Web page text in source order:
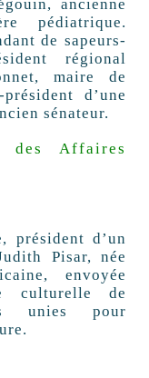
ancienne
pédiatrique.
de sapeurs-
régional
maire de
d’une
sénateur.
des Affaires
président d’un
Pisar, née
envoyée
culturelle de
unies pour